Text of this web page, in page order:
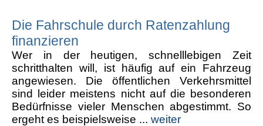
Die Fahrschule durch Ratenzahlung
finanzieren
Wer in der heutigen, schnelllebigen Zeit
schritthalten will, ist häufig auf ein Fahrzeug
angewiesen. Die öffentlichen Verkehrsmittel
sind leider meistens nicht auf die besonderen
Bedürfnisse vieler Menschen abgestimmt. So
ergeht es beispielsweise ... weiter